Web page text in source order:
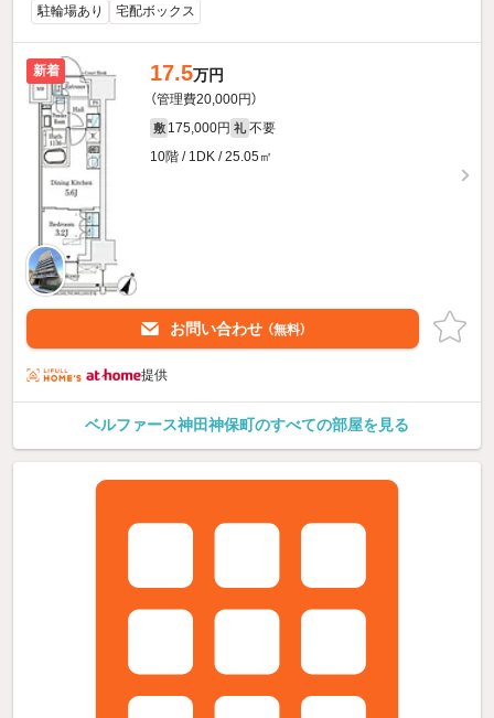
駐輪場あり 宅配ボックス
新着 17.5万円
（管理費20,000円）
敷 175,000円 礼 不要
10階 / 1DK / 25.05㎡
お問い合わせ （無料）
提供
ベルファース神田神保町のすべての部屋を見る